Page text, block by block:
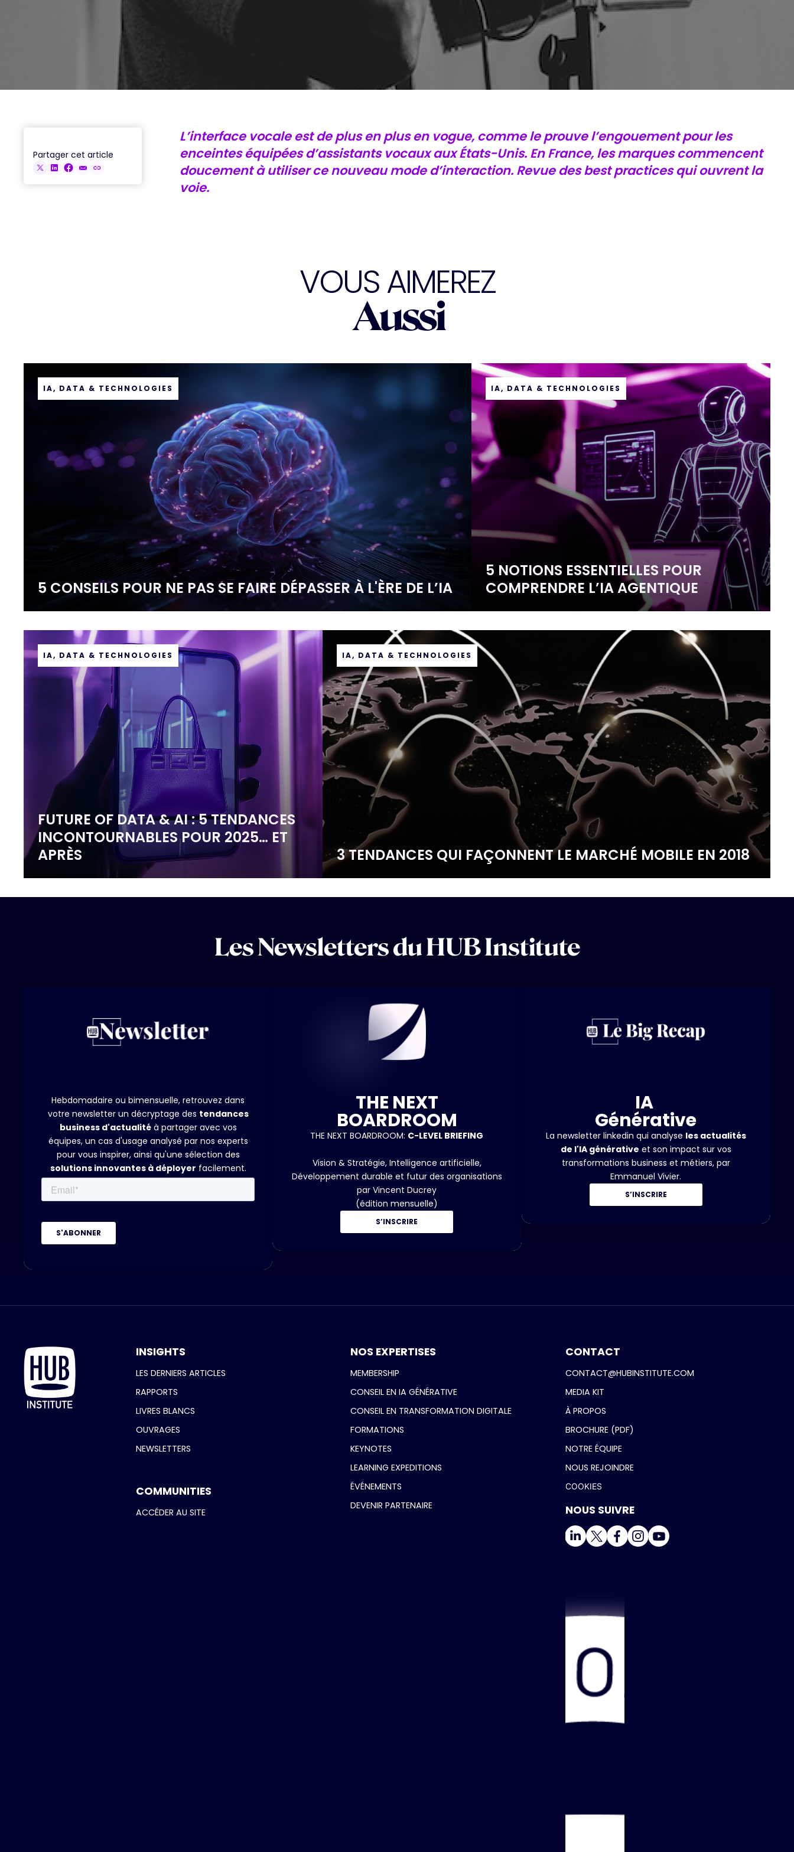
Partager cet article
L’interface vocale est de plus en plus en vogue, comme le prouve l’engouement pour les
enceintes équipées d’assistants vocaux aux États-Unis. En France, les marques commencent
doucement à utiliser ce nouveau mode d’interaction. Revue des best practices qui ouvrent la
voie.
VOUS AIMEREZ
Aussi
IA, DATA & TECHNOLOGIES
5 CONSEILS POUR NE PAS SE FAIRE DÉPASSER À L'ÈRE DE L’IA
IA, DATA & TECHNOLOGIES
5 NOTIONS ESSENTIELLES POUR
COMPRENDRE L’IA AGENTIQUE
IA, DATA & TECHNOLOGIES
3 TENDANCES QUI FAÇONNENT LE MARCHÉ MOBILE EN 2018
IA, DATA & TECHNOLOGIES
FUTURE OF DATA & AI : 5 TENDANCES
INCONTOURNABLES POUR 2025… ET
APRÈS
Les Newsletters du HUB Institute
Hebdomadaire ou bimensuelle, retrouvez dans
votre newsletter un décryptage des tendances
business d'actualitéà partager avec vos
équipes, un cas d'usage analysé par nos experts
pour vous inspirer, ainsi qu'une sélection des
solutions innovantes à déployer facilement.
THE NEXT
BOARDROOM
THE NEXT BOARDROOM: C-LEVEL BRIEFING
Vision & Stratégie, Intelligence artificielle,
Développement durable et futur des organisations
par Vincent Ducrey
(édition mensuelle)
S’INSCRIRE
IA
Générative
La newsletter linkedin qui analyse les actualités
de l'IA générative et son impact sur vos
transformations business et métiers, par
Emmanuel Vivier.
S’INSCRIRE
INSIGHTS
LES DERNIERS ARTICLES
RAPPORTS
LIVRES BLANCS
OUVRAGES
NEWSLETTERS
COMMUNITIES
ACCÉDER AU SITE
NOS EXPERTISES
MEMBERSHIP
CONSEIL EN IA GÉNÉRATIVE
CONSEIL EN TRANSFORMATION DIGITALE
FORMATIONS
KEYNOTES
LEARNING EXPEDITIONS
ÉVÉNEMENTS
DEVENIR PARTENAIRE
CONTACT
CONTACT@HUBINSTITUTE.COM
MEDIA KIT
À PROPOS
BROCHURE (PDF)
NOTRE ÉQUIPE
NOUS REJOINDRE
COOKIES
NOUS SUIVRE